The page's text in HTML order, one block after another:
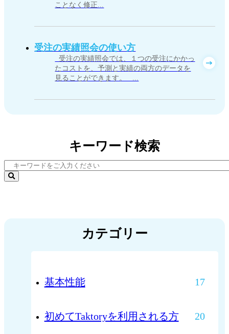
ことなく修正...
受注の実績照会の使い方
受注の実績照会では、１つの受注にかかっ
たコストを、予測と実績の両方のデータを
見ることができます。 ...
キーワード検索
カテゴリー
基本性能 17
初めてTaktoryを利用される方 20